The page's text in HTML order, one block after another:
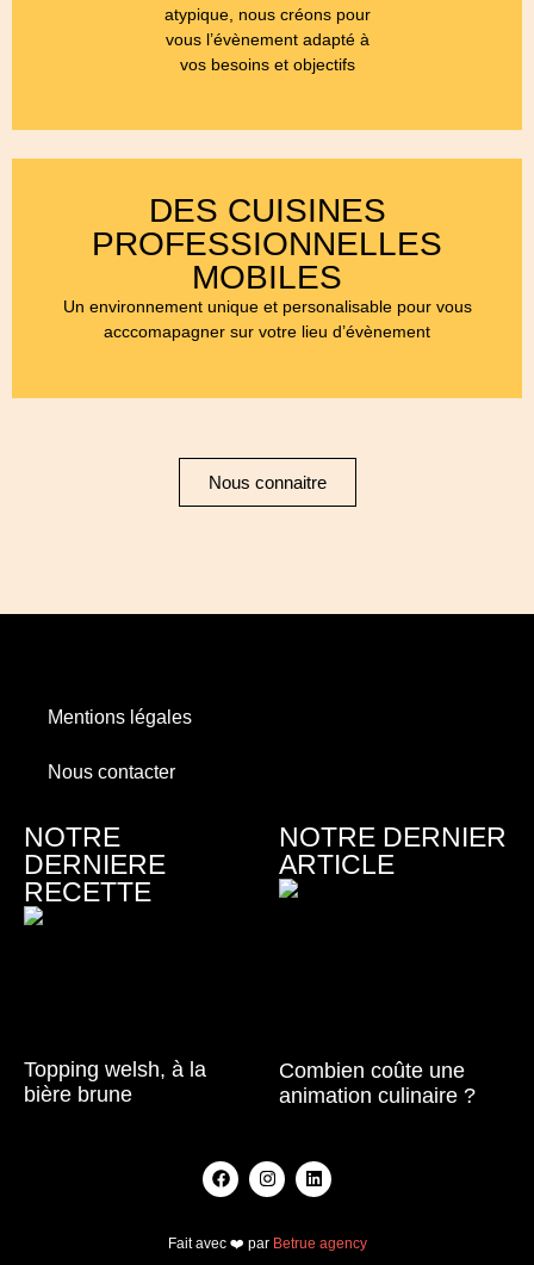
atypique, nous créons pour
vous l’évènement adapté à
vos besoins et objectifs
DES CUISINES
PROFESSIONNELLES
MOBILES
Un environnement unique et personalisable pour vous
acccomapagner sur votre lieu d’évènement
Nous connaitre
Mentions légales
Nous contacter
NOTRE
DERNIERE
RECETTE
Topping welsh, à la
bière brune
NOTRE DERNIER
ARTICLE
Combien coûte une
animation culinaire ?
Fait avec ❤️ par Betrue agency